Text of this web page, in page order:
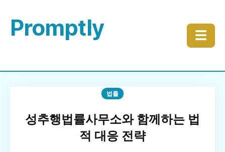
Promptly ☰
법률
성추행법률사무소와 함께하는 법
적 대응 전략